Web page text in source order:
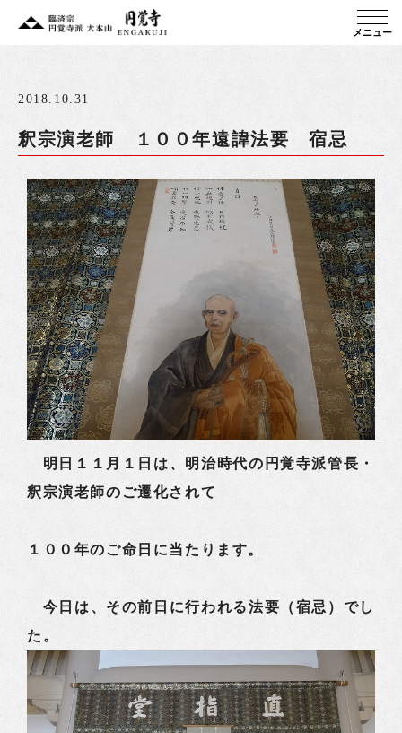
メニュー
2018.10.31
釈宗演老師 １００年遠諱法要 宿忌
明日１１月１日は、明治時代の円覚寺派管長・
釈宗演老師のご遷化されて
１００年のご命日に当たります。
今日は、その前日に行われる法要（宿忌）でし
た。